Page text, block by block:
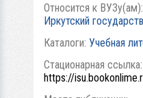
Относится к ВУЗу(ам):
Иркутский
Каталоги: Учебная
Стационарная ссылка:
https://